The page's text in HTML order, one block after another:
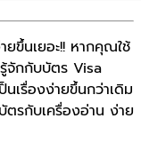
ขึ้นเยอะ!! หากคุณใช้
จักกับบัตร Visa
เรื่องง่ายขึ้นกว่าเดิม
รกับเครื่องอ่าน ง่าย